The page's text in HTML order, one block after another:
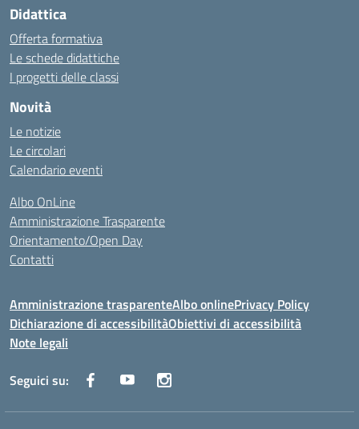
Didattica
Offerta formativa
Le schede didattiche
I progetti delle classi
Novità
Le notizie
Le circolari
Calendario eventi
Albo OnLine
Amministrazione Trasparente
Orientamento/Open Day
Contatti
Amministrazione trasparenteAlbo onlinePrivacy Policy
Dichiarazione di accessibilitàObiettivi di accessibilità
Note legali
Seguici su: